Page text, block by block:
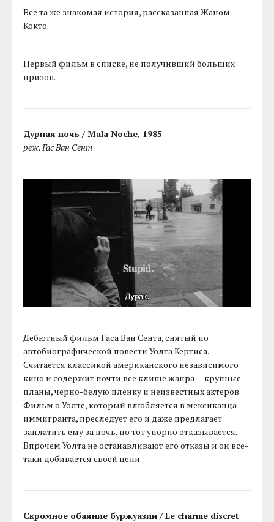
Все та же знакомая история, рассказанная Жаном
Кокто.
Первый фильм в списке, не получивший больших
призов.
Дурная ночь / Mala Noche, 1985
реж. Гас Ван Сент
Дебютный фильм Гаса Ван Сента, снятый по
автобиографической повести Уолта Кертиса.
Считается классикой американского независимого
кино и содержит почти все клише жанра — крупные
планы, черно-белую пленку и неизвестных актеров.
Фильм о Уолте, который влюбляется в мексиканца-
иммигранта, преследует его и даже предлагает
заплатить ему за ночь, но тот упорно отказывается.
Впрочем Уолта не останавливают его отказы и он все-
таки добивается своей цели.
Скромное обаяние буржуазии / Le charme discret